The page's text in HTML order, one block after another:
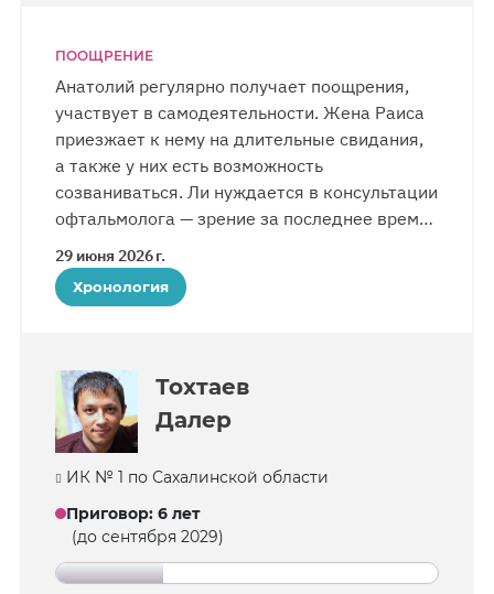
ПООЩРЕНИЕ
Анатолий регулярно получает поощрения,
участвует в самодеятельности. Жена Раиса
приезжает к нему на длительные свидания,
а также у них есть возможность
созваниваться. Ли нуждается в консультации
офтальмолога — зрение за последнее время
ухудшилось.
29 июня 2026 г.
Хронология
Тохтаев
Далер
ИК № 1 по Сахалинской области
Приговор: 6 лет
(до сентября 2029)